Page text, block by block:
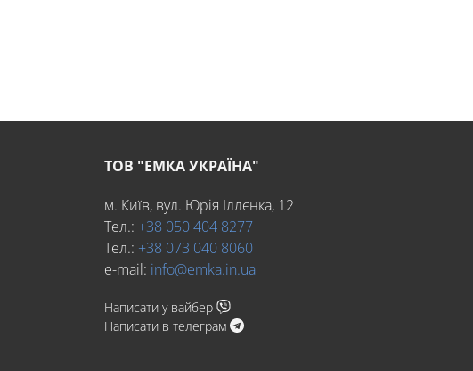
ТОВ "ЕМКА УКРАЇНА"
м. Київ, вул. Юрія Іллєнка, 12
Тел.: +38 050 404 8277
Тел.: +38 073 040 8060
e-mail: info@emka.in.ua
Написати у вайбер
Написати в телеграм